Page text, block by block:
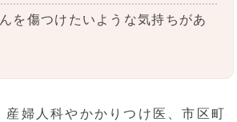
を傷つけたいような気持ちがあ
産婦人科やかかりつけ医、市区町